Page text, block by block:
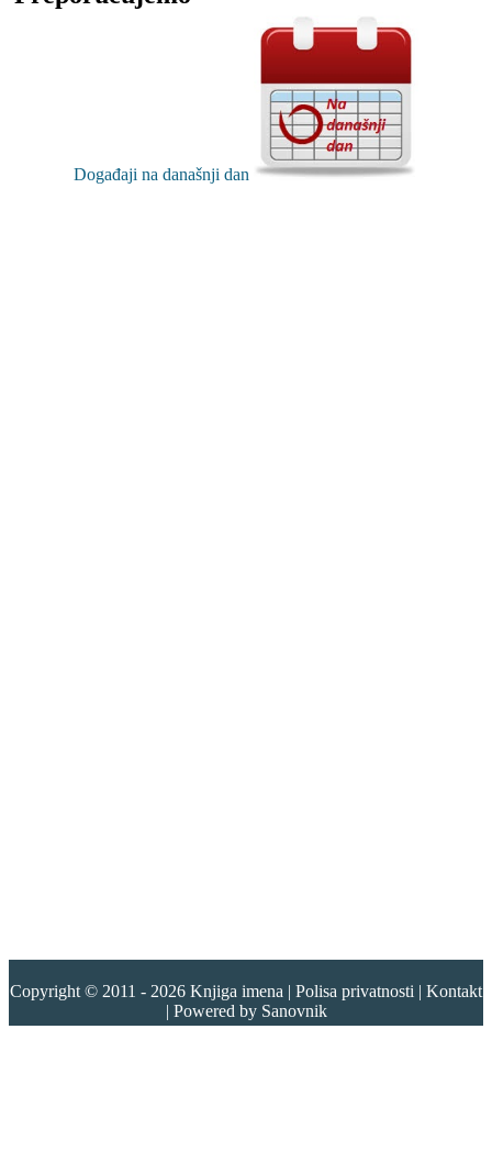
Događaji na današnji dan
Copyright © 2011 - 2026 Knjiga imena | Polisa privatnosti | Kontakt
| Powered by Sanovnik